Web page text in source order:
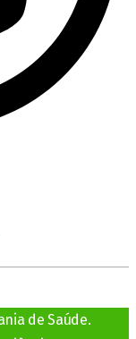
de Saúde.